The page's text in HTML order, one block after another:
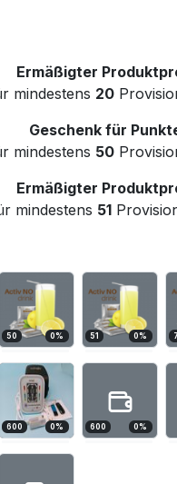
Ermäßigter
mindestens 20
Geschenk für
mindestens 50
Ermäßigter
mindestens 51
50 0% 51 0%
600 0% 600 0%